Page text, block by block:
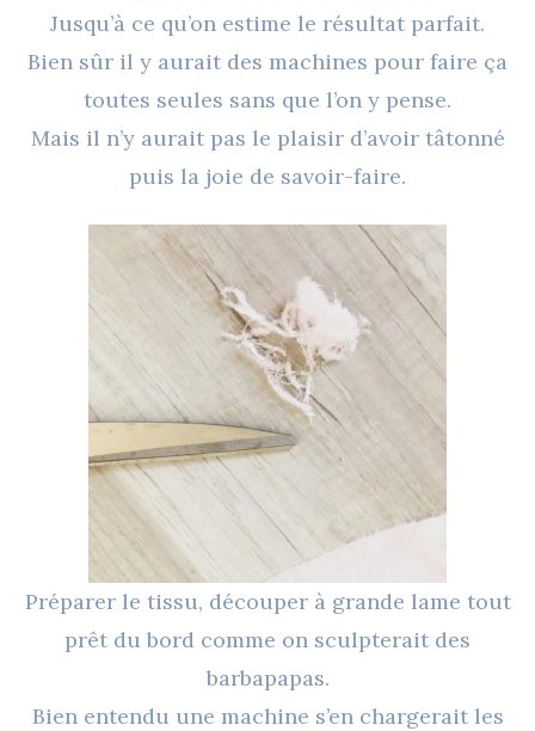
Jusqu’à ce qu’on estime le résultat parfait.
Bien sûr il y aurait des machines pour faire ça
toutes seules sans que l’on y pense.
Mais il n’y aurait pas le plaisir d’avoir tâtonné
puis la joie de savoir-faire.
Préparer le tissu, découper à grande lame tout
prêt du bord comme on sculpterait des
barbapapas.
Bien entendu une machine s’en chargerait les